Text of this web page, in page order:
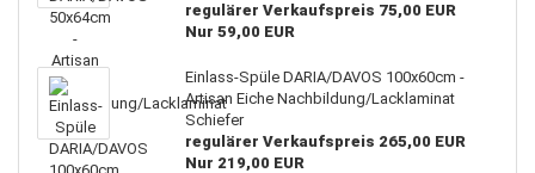
regulärer Verkaufspreis 75,00 EUR
Nur 59,00 EUR
Einlass-Spüle DARIA/DAVOS 100x60cm -
Artisan Eiche Nachbildung/Lacklaminat
Schiefer
regulärer Verkaufspreis 265,00 EUR
Nur 219,00 EUR